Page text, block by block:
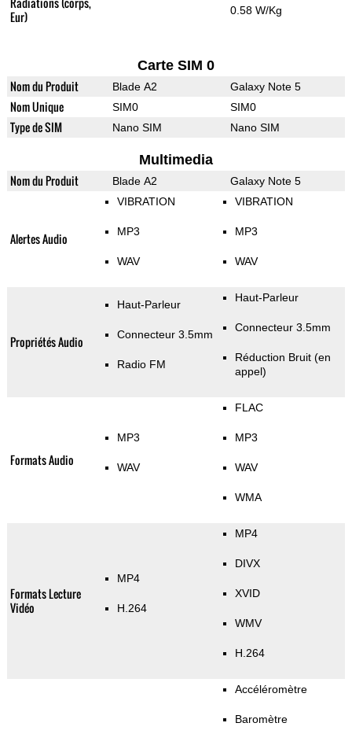
Eur)
0.58 W/Kg
Carte SIM 0
Nom du Produit Blade A2 Galaxy Note 5
Nom Unique SIM0 SIM0
Type de SIM Nano SIM Nano SIM
Multimedia
Nom du Produit Blade A2 Galaxy Note 5
Alertes Audio
VIBRATION
MP3
WAV
VIBRATION
MP3
WAV
Propriétés Audio
Haut-Parleur
Connecteur 3.5mm
Radio FM
Haut-Parleur
Connecteur 3.5mm
Réduction Bruit (en
appel)
Formats Audio
MP3
WAV
FLAC
MP3
WAV
WMA
Formats Lecture
Vidéo
MP4
H.264
MP4
DIVX
XVID
WMV
H.264
Accéléromètre
Baromètre